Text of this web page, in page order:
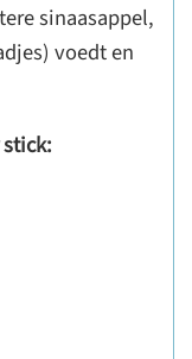
sinaasappel,
voedt en
stick: